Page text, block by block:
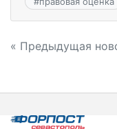
записям
« Предыдущая